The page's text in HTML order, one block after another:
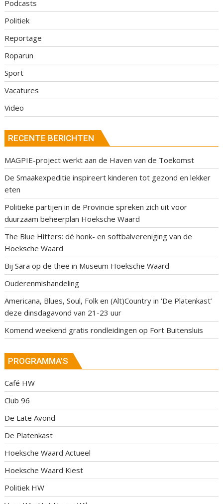
Podcasts
Politiek
Reportage
Roparun
Sport
Vacatures
Video
RECENTE BERICHTEN
MAGPIE-project werkt aan de Haven van de Toekomst
De Smaakexpeditie inspireert kinderen tot gezond en lekker
eten
Politieke partijen in de Provincie spreken zich uit voor
duurzaam beheerplan Hoeksche Waard
The Blue Hitters: dé honk- en softbalvereniging van de
Hoeksche Waard
Bij Sara op de thee in Museum Hoeksche Waard
Ouderenmishandeling
Americana, Blues, Soul, Folk en (Alt)Country in ‘De Platenkast’
deze dinsdagavond van 21-23 uur
Komend weekend gratis rondleidingen op Fort Buitensluis
PROGRAMMA’S
Café HW
Club 96
De Late Avond
De Platenkast
Hoeksche Waard Actueel
Hoeksche Waard Kiest
Politiek HW